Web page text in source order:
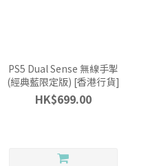
PS5 Dual Sense 無線手掣
(經典藍限定版) [香港行貨]
HK$699.00